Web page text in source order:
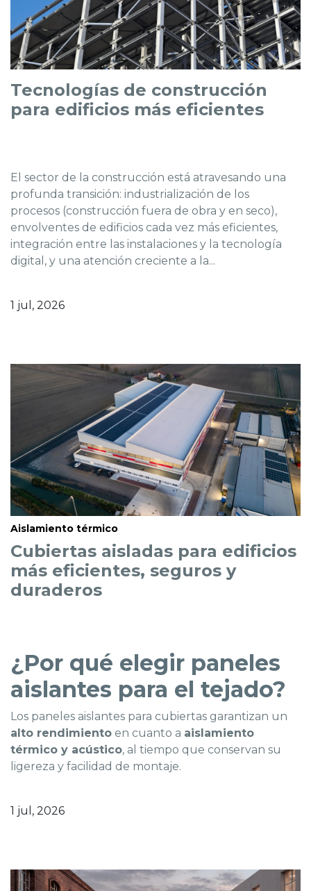
Tecnologías de construcción
para edificios más eficientes
El sector de la construcción está atravesando una
profunda transición: industrialización de los
procesos (construcción fuera de obra y en seco),
envolventes de edificios cada vez más eficientes,
integración entre las instalaciones y la tecnología
digital, y una atención creciente a la...
1 jul, 2026
Aislamiento térmico
Cubiertas aisladas para edificios
más eficientes, seguros y
duraderos
¿Por qué elegir paneles
aislantes para el tejado?
Los paneles aislantes para cubiertas garantizan un
alto rendimiento en cuanto a aislamiento
térmico y acústico, al tiempo que conservan su
ligereza y facilidad de montaje.
1 jul, 2026